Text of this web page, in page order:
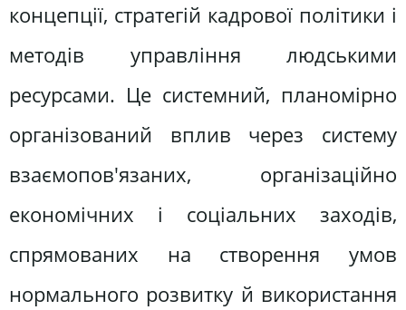
концепції, стратегій кадрової політики і
методів управління людськими
ресурсами. Це системний, планомірно
організований вплив через систему
взаємопов'язаних, організаційно
економічних і соціальних заходів,
спрямованих на створення умов
нормального розвитку й використання